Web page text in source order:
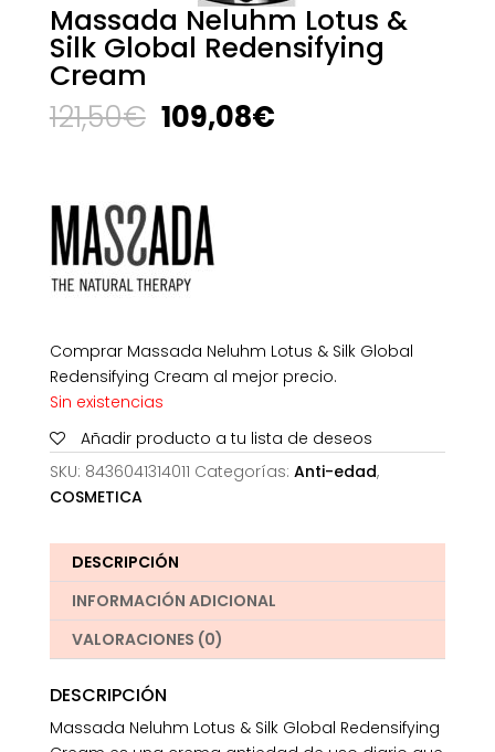
Massada Neluhm Lotus &
Silk Global Redensifying
Cream
121,50€ El
precio
121,50€.
109,08€El
Comprar Massada Neluhm Lotus & Silk Global
Redensifying Cream al mejor precio.
Sin existencias
Añadir producto a tu lista de deseos
SKU: 8436041314011 Categorías: Anti-edad,
COSMETICA
DESCRIPCIÓN
INFORMACIÓN ADICIONAL
VALORACIONES (0)
DESCRIPCIÓN
Massada Neluhm Lotus & Silk Global Redensifying